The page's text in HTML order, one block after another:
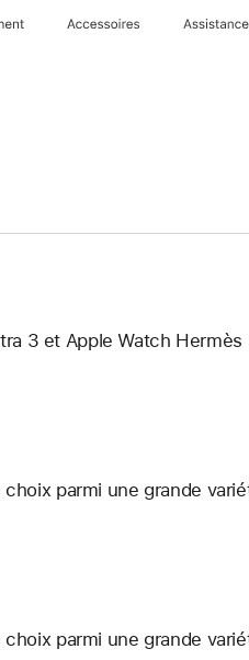
Accessoires Assistance
3 et Apple Watch Hermès
parmi une grande
parmi une grande